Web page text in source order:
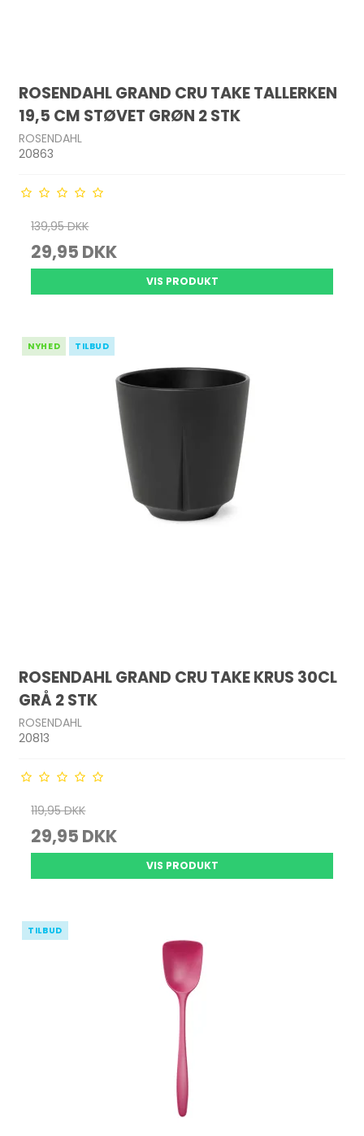
ROSENDAHL GRAND CRU TAKE TALLERKEN
19,5 CM STØVET GRØN 2 STK
ROSENDAHL
20863
139,95 DKK
29,95 DKK
VIS PRODUKT
NYHED TILBUD
ROSENDAHL GRAND CRU TAKE KRUS 30CL
GRÅ 2 STK
ROSENDAHL
20813
119,95 DKK
29,95 DKK
VIS PRODUKT
TILBUD